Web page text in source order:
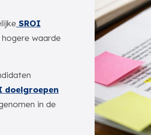
SROI
waarde
doelgroepen
in de